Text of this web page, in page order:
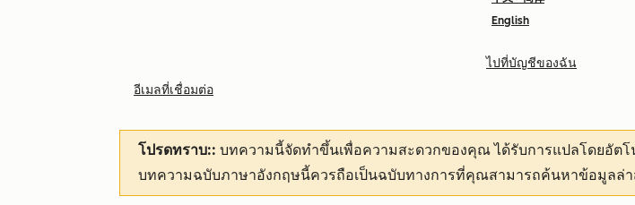
English
ไปที่บัญชีของฉัน
อีเมลที่เชื่อมต่อ
โปรดทราบ:: บทความนี้จัดทำขึ้นเพื่อความสะดวกของคุณได้รับการแปลโดยอัต
บทความฉบับภาษาอังกฤษนี้ควรถือเป็นฉบับทางการที่คุณสามารถค้นหาข้อมูลล่